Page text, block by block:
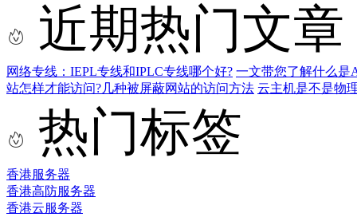
近期热门文章
网络专线：IEPL专线和IPLC专线哪个好? 一文带您了解什么是
站怎样才能访问?几种被屏蔽网站的访问方法 云主机是不是物
热门标签
香港服务器
香港高防服务器
香港云服务器